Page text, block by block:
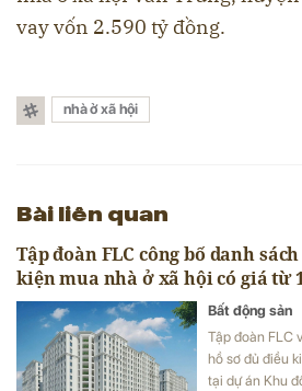
vay vốn 2.590 tỷ đồng.
nhà ở xã hội
Bài liên quan
Tập đoàn FLC công bố danh
kiện mua nhà ở xã hội có giá từ
Bất động sản
Tập đoàn FLC
hồ sơ đủ điều
tại dự án Khu